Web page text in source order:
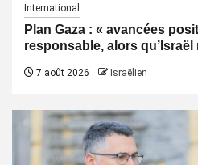
International
Plan Gaza : « avancées
responsable, alors
7 août 2026 Israëlien